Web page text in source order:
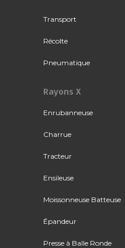
Transport
Récolte
Pneumatique
Rayons X
Enrubanneuse
Charrue
Tracteur
Ensileuse
Moissonneuse Batteuse
Épandeur
Presse à Balle Ronde